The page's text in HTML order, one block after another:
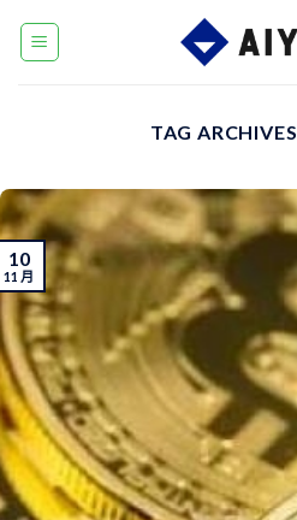
TAG
10
11 月